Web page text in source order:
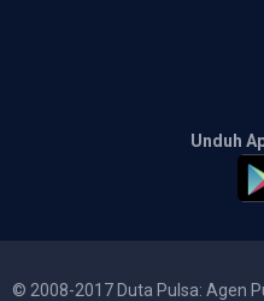
Unduh
© 2008-2017 Duta Pulsa: Agen